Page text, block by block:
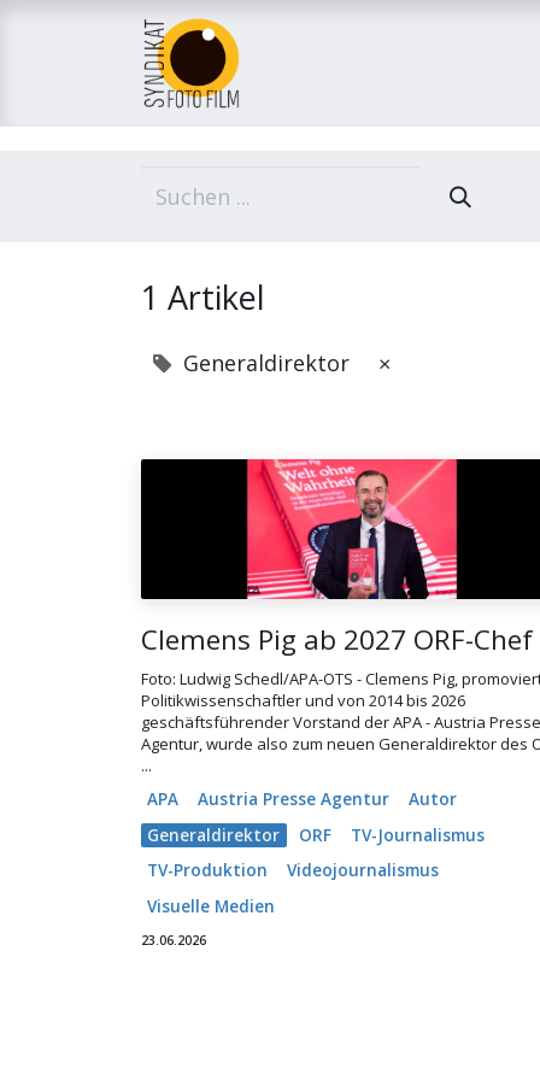
1 Artikel
Generaldirektor ×
Clemens Pig ab 2027 ORF-Chef
Foto: Ludwig Schedl/APA-OTS - Clemens Pig,
Politikwissenschaftler und von 2014 bis 2026
geschäftsführender Vorstand der APA - Austria Presse
Agentur, wurde also zum neuen Generaldirektor des
...
APA
Austria Presse Agentur
Autor
Generaldirektor
ORF
TV-Journalismus
TV-Produktion
Videojournalismus
Visuelle Medien
23.06.2026